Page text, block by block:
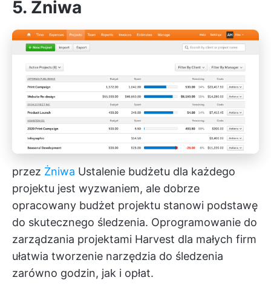
5. Żniwa
przez Żniwa Ustalenie budżetu dla każdego
projektu jest wyzwaniem, ale dobrze
opracowany budżet projektu stanowi podstawę
do skutecznego śledzenia. Oprogramowanie do
zarządzania projektami Harvest dla małych firm
ułatwia tworzenie narzędzia do śledzenia
zarówno godzin, jak i opłat.